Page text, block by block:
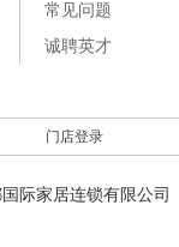
常见问题
诚聘英才
门店登录
际家居连锁有限公司